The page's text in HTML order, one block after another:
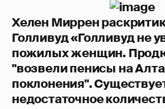
Хелен Миррен
Голливуд «Голливуд не
пожилых женщин.
"возвели пенисы на
поклонения".
недостаточное